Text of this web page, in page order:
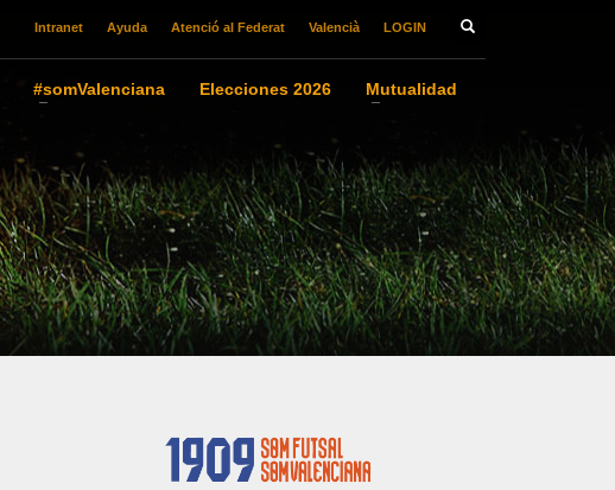
Intranet Ayuda Atenció al Federat Valencià LOGIN
#somValenciana Elecciones 2026
Mutualidad